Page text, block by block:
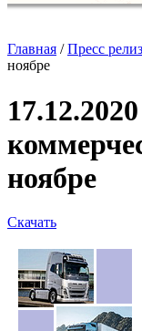
Главная /Пресс
ноябре
ноябре
Скачать